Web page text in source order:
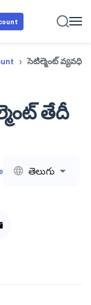
› సెటిల్మెంట్ వ్యవధి:
తేదీ
తెలుగు